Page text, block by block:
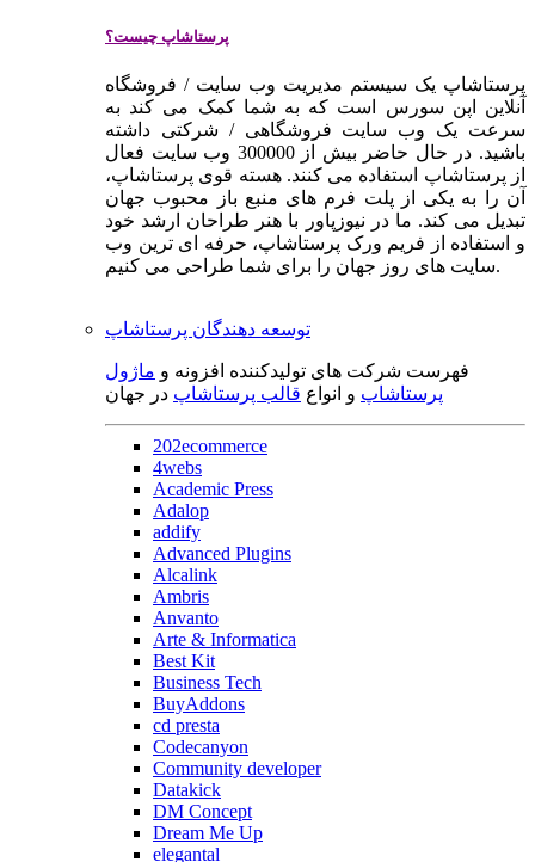
پرستاشاپ چیست؟
پرستاشاپ یک سیستم مدیریت وب سایت / فروشگاه
آنلاین اپن سورس است که به شما کمک می کند به
سرعت یک وب سایت فروشگاهی / شرکتی داشته
باشید. در حال حاضر بیش از 300000 وب سایت فعال
از پرستاشاپ استفاده می کنند. هسته قوی پرستاشاپ،
آن را به یکی از پلت فرم های منبع باز محبوب جهان
تبدیل می کند. ما در نیوزپاور با هنر طراحان ارشد خود
و استفاده از فریم ورک پرستاشاپ، حرفه ای ترین وب
سایت های روز جهان را برای شما طراحی می کنیم.
توسعه دهندگان پرستاشاپ
فهرست شرکت های تولیدکننده افزونه و ماژول
پرستاشاپ و انواع قالب پرستاشاپ در جهان
202ecommerce
4webs
Academic Press
Adalop
addify
Advanced Plugins
Alcalink
Ambris
Anvanto
Arte & Informatica
Best Kit
Business Tech
BuyAddons
cd presta
Codecanyon
Community developer
Datakick
DM Concept
Dream Me Up
elegantal